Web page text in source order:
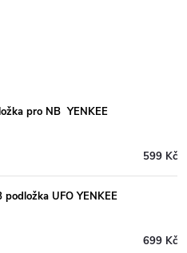
pro NB YENKEE
599 Kč
UFO YENKEE
699 Kč